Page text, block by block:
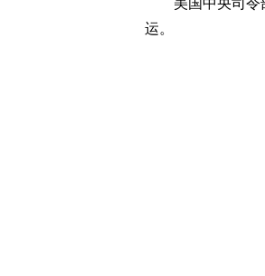
美国中央司令部
运。